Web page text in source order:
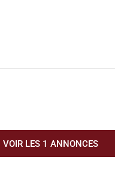
VOIR LES 1 ANNONCES